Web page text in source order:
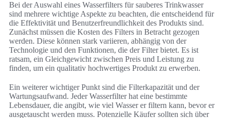
Bei der Auswahl eines Wasserfilters für sauberes Trinkwasser
sind mehrere wichtige Aspekte zu beachten, die entscheidend für
die Effektivität und Benutzerfreundlichkeit des Produkts sind.
Zunächst müssen die Kosten des Filters in Betracht gezogen
werden. Diese können stark variieren, abhängig von der
Technologie und den Funktionen, die der Filter bietet. Es ist
ratsam, ein Gleichgewicht zwischen Preis und Leistung zu
finden, um ein qualitativ hochwertiges Produkt zu erwerben.
Ein weiterer wichtiger Punkt sind die Filterkapazität und der
Wartungsaufwand. Jeder Wasserfilter hat eine bestimmte
Lebensdauer, die angibt, wie viel Wasser er filtern kann, bevor er
ausgetauscht werden muss. Potenzielle Käufer sollten sich über